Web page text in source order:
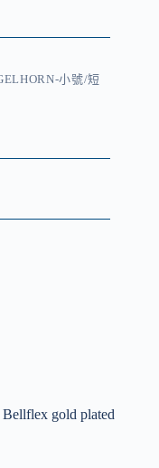
小號/短
gold plated